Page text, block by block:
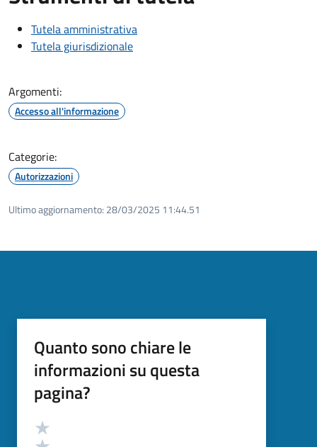
Tutela amministrativa
Tutela giurisdizionale
Argomenti:
Accesso all'informazione
Categorie:
Autorizzazioni
Ultimo aggiornamento: 28/03/2025 11:44.51
Quanto sono chiare le
informazioni su questa
pagina?
Valutazione